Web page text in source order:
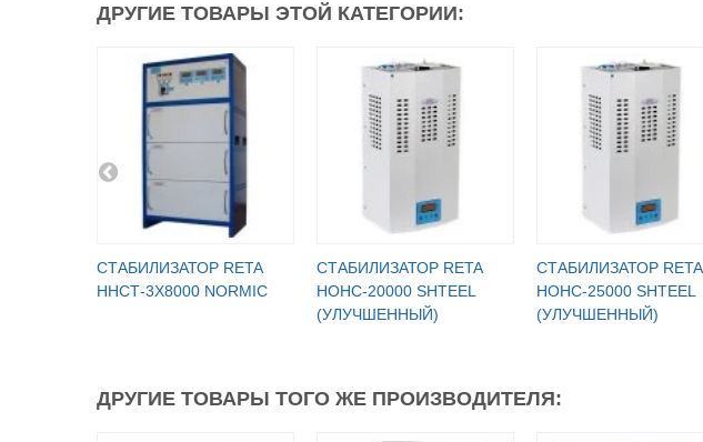
ДРУГИЕ ТОВАРЫ ЭТОЙ КАТЕГОРИИ:
СТАБИЛИЗАТОР RETA
ННСТ-3X8000 NORMIC
СТАБИЛИЗАТОР RETA
НОНС-20000 SHTEEL
(УЛУЧШЕННЫЙ)
СТАБИЛИЗАТОР RETA
НОНС-25000 SHTEEL
(УЛУЧШЕННЫЙ)
ДРУГИЕ ТОВАРЫ ТОГО ЖЕ ПРОИЗВОДИТЕЛЯ: